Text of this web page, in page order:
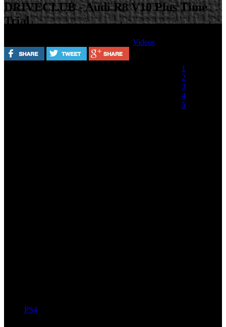
DRIVECLUB - Audi R8 V10 Plus Time
Trial
Videos
1
2
3
4
5
PS4